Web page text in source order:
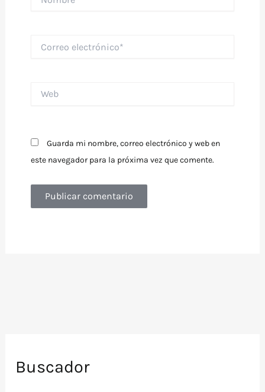
electrónico*
Guarda mi nombre, correo electrónico y web en
este navegador para la próxima vez que comente.
Buscador